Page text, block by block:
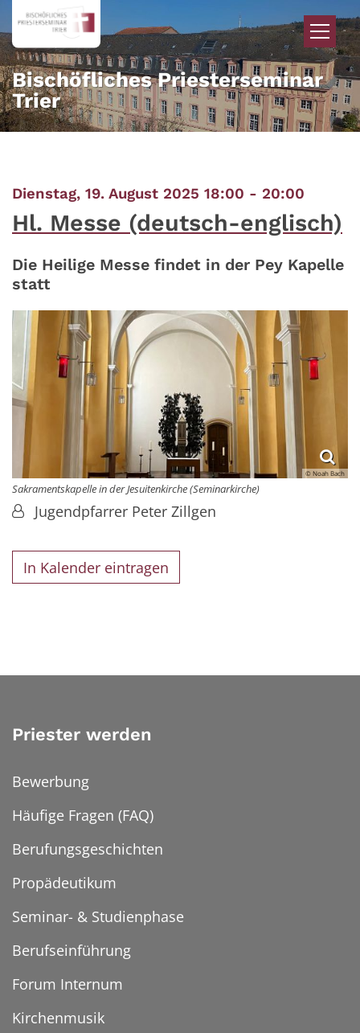
Zum Inhalt springen
Bischöfliches Priesterseminar
Trier
Dienstag, 19. August 2025 18:00 - 20:00
Hl. Messe (deutsch-englisch)
Die Heilige Messe findet in der Pey Kapelle
statt
© Noah Bach
Sakramentskapelle in der Jesuitenkirche (Seminarkirche)
Jugendpfarrer Peter Zillgen
In Kalender eintragen
Priester werden
Bewerbung
Häufige Fragen (FAQ)
Berufungsgeschichten
Propädeutikum
Seminar- & Studienphase
Berufseinführung
Forum Internum
Kirchenmusik